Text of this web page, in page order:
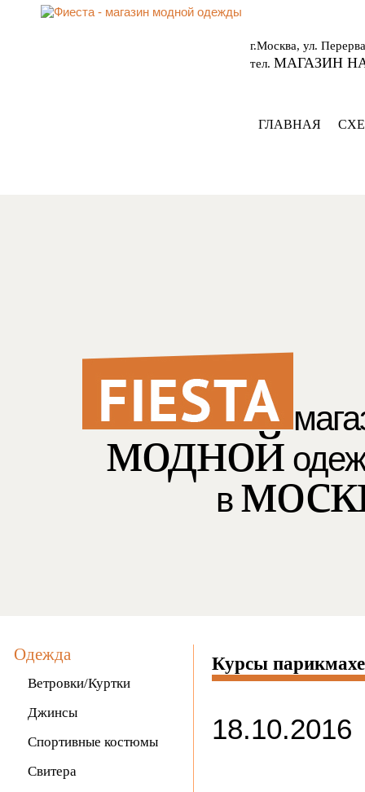
г.Москва, ул.
тел. МАГАЗИН
ГЛАВНАЯ
модной
в
Одежда
Ветровки/Куртки
Джинсы
Спортивные костюмы
Свитера
Курсы
18.10.2016